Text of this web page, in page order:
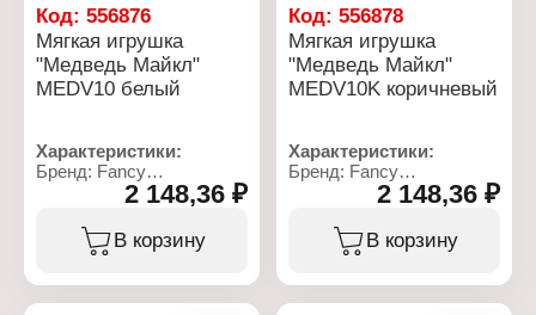
Код: 556876
Мягкая игрушка
"Медведь Майкл"
MEDV10 белый
Характеристики:
Бренд: Fancy
Артикул: MEDV10
Тип товара: Мягкая
игрушка
Модель: "Медведь
2 148,36 ₽
В корзину
Код:556878
Мягкая игрушка
"Медведь Майкл"
MEDV10K коричневый
Характеристики:
Бренд: Fancy
Артикул: MEDV10K
Тип товара: Мягкая
игрушка
Модель: "Медведь
2 148,36 ₽
В корзину